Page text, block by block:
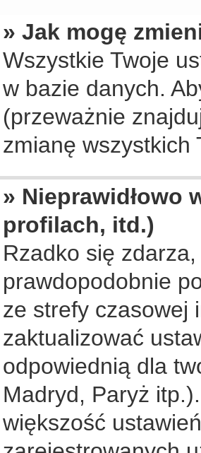
» Jak mogę
Wszystkie Twoje
w bazie danych.
(przeważnie
zmianę wszystkich
» Nieprawidłowo
profilach, itd.)
Rzadko się
prawdopodobnie
ze strefy czasowej
zaktualizować
odpowiednią dla
Madryd, Paryż
większość